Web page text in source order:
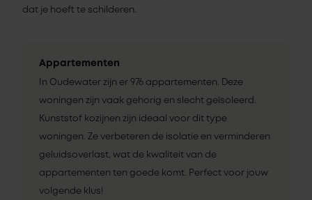
dat je hoeft te schilderen.
Appartementen
In Oudewater zijn er 976 appartementen. Deze
woningen zijn vaak gehorig en slecht geïsoleerd.
Kunststof kozijnen zijn ideaal voor dit type
woningen. Ze verbeteren de isolatie en verminderen
geluidsoverlast, wat de kwaliteit van de
appartementen ten goede komt. Perfect voor jouw
volgende klus!